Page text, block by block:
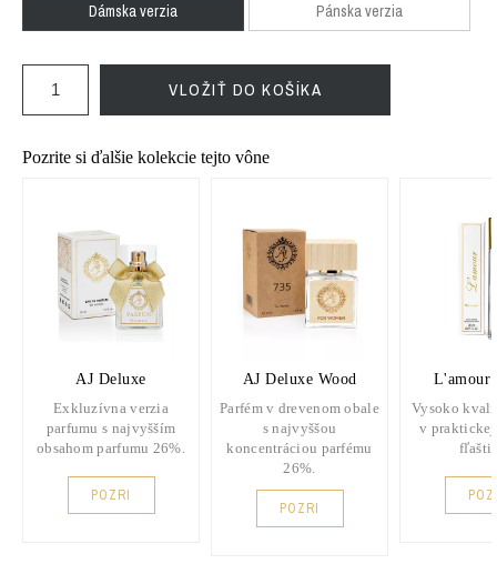
Dámska verzia Pánska verzia
VLOŽIŤ DO KOŠÍKA
Pozrite si ďalšie kolekcie tejto vône
AJ Deluxe
Exkluzívna verzia
parfumu s najvyšším
obsahom parfumu 26%.
POZRI
AJ Deluxe Wood
Parfém v drevenom obale
s najvyššou
koncentráciou parfému
26%.
POZRI
L'amour
Vysoko
v